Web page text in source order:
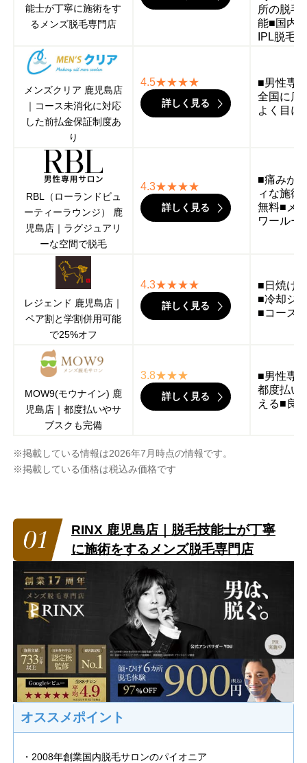
能士が丁寧に施術をす
るメンズ脱毛専門店
所の脱毛
能■国内
IPL脱毛
メンズクリア 鹿児島店
｜コース未消化に対応
した前払金保証制度あ
り
4.5★★★★
詳しく見る
■男性専
全国に店
よく目に
RBL（ローランドビュ
ーティーラウンジ） 鹿
児島店｜ラグジュアリ
ーな空間で脱毛
4.3★★★★
詳しく見る
■痛みが
ィな施術
無料■メ
ワールー
レジェンド 鹿児島店｜
ペア割と学割併用可能
で25%オフ
4.3★★★★
詳しく見る
■日焼け
■冷却ジ
■コース
MOW9(モウナイン) 鹿
児島店｜都度払いやサ
ブスクも完備
3.8★★★
詳しく見る
■男性専
都度払い
える■良
※掲載している情報は2026年7月時点の情報です。
※掲載している価格は税込み価格です
RINX 鹿児島店｜脱毛技能士が丁寧
に施術をするメンズ脱毛専門店
オススメポイント
・2008年創業国内脱毛サロンのパイオニア